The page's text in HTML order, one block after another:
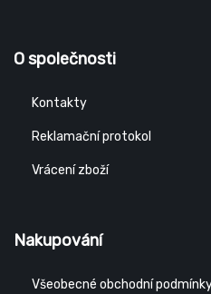
O společnosti
Kontakty
Reklamační protokol
Vrácení zboží
Nakupování
Všeobecné obchodní